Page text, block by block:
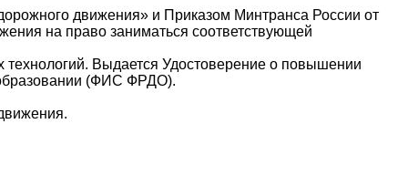
движения» и Приказом Минтранса России от
на право заниматься соответствующей
Выдается Удостоверение о повышении
(ФИС ФРДО).